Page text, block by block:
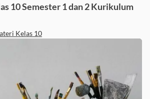
10 Semester 1 dan 2 Kurikulum
Kelas 10